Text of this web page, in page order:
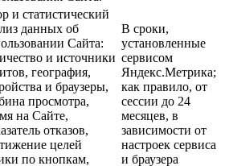
и статистический
данных об
Сайта:
и источники
география,
и браузеры,
просмотра,
на Сайте,
отказов,
целей
по кнопкам,
В сроки,
установленные
сервисом
Яндекс.Метрика;
как правило, от
сессии до 24
месяцев, в
зависимости от
настроек сервиса
и браузера